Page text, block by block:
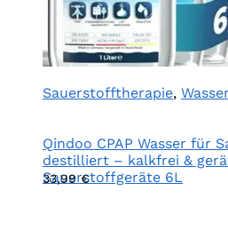
Sauerstofftherapie,
Qindoo CPAP Wasser für
destilliert – kalkfrei &
Sauerstoffgeräte 6L
33,99€